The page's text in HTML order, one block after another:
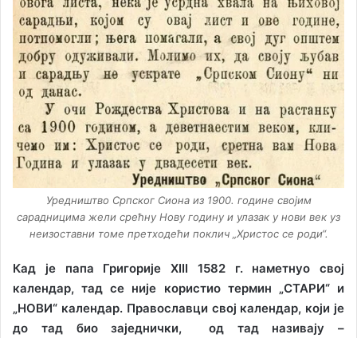
Уредништво Српског Сиона из 1900. године својим
сарадницима жели срећну Нову годину и улазак у нови век уз
неизоставни томе претходећи поклич „Христос се роди“.
Кад је папа Григорије XIII 1582 г. наметнуо свој
календар,тад се није користио термин „СТАРИ“ и
„НОВИ“ календар. Православци свој календар, који је
до тад био заједнички, од тад називају –